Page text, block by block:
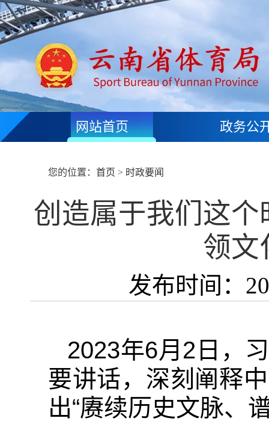
网站首页 政务公
您的位置： 首页 > 时政要闻
创造属于我们这
领文
发布时间：
2023年6月2日，
要讲话，深刻阐释
出“赓续历史文脉、